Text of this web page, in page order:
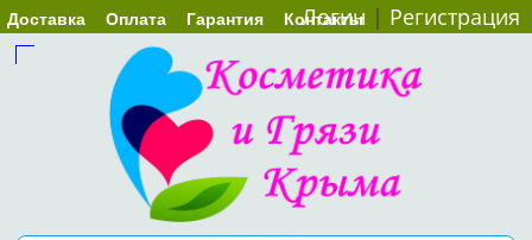
Доставка Оплата Гарантия Контакты
Логин | Регистрация